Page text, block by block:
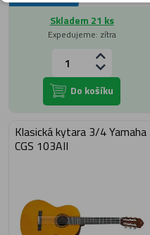
Skladem 21 ks
Expedujeme: zítra
Do košíku
Klasická kytara 3/4 Yamaha
CGS 103AII